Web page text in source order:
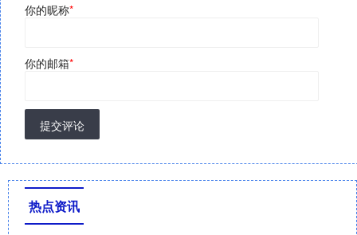
你的昵称*
你的邮箱*
提交评论
热点资讯